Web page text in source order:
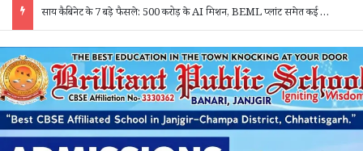
साय कैबिनेट के 7 बड़े फैसले: 500 करोड़ के AI मिशन, BEML प्लांट समेत कई अहम प्रस्तावों को मंजूरी